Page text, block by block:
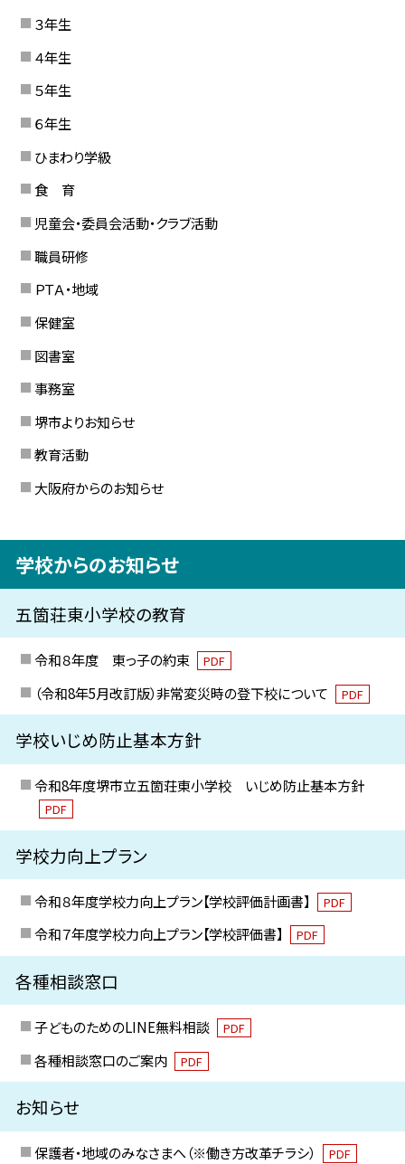
３年生
４年生
５年生
６年生
ひまわり学級
食 育
児童会・委員会活動・クラブ活動
職員研修
ＰＴＡ・地域
保健室
図書室
事務室
堺市よりお知らせ
教育活動
大阪府からのお知らせ
学校からのお知らせ
五箇荘東小学校の教育
令和８年度 東っ子の約束 PDF
（令和8年5月改訂版）非常変災時の登下校について PDF
学校いじめ防止基本方針
令和8年度堺市立五箇荘東小学校 いじめ防止基本方針
PDF
学校力向上プラン
令和８年度学校力向上プラン【学校評価計画書】 PDF
令和７年度学校力向上プラン【学校評価書】 PDF
各種相談窓口
子どものためのLINE無料相談 PDF
各種相談窓口のご案内 PDF
お知らせ
保護者・地域のみなさまへ（※働き方改革チラシ） PDF